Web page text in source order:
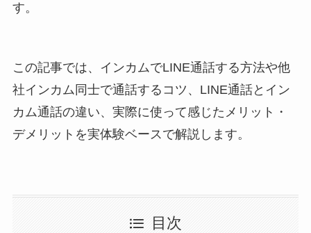
す。
この記事では、インカムでLINE通話する方法や他
社インカム同士で通話するコツ、LINE通話とイン
カム通話の違い、実際に使って感じたメリット・
デメリットを実体験ベースで解説します。
目次